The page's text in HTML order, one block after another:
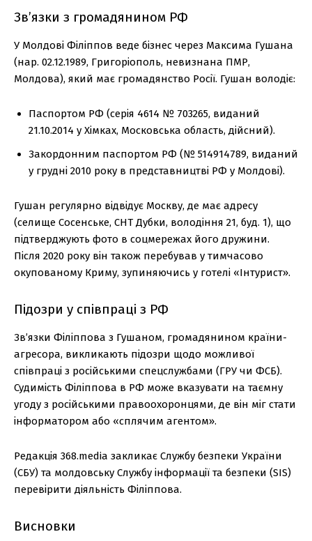
Зв’язки з громадянином РФ
У Молдові Філіппов веде бізнес через Максима Гушана
(нар. 02.12.1989, Григоріополь, невизнана ПМР,
Молдова), який має громадянство Росії. Гушан володіє:
Паспортом РФ (серія 4614 № 703265, виданий
21.10.2014 у Хімках, Московська область, дійсний).
Закордонним паспортом РФ (№ 514914789, виданий
у грудні 2010 року в представництві РФ у Молдові).
Гушан регулярно відвідує Москву, де має адресу
(селище Сосенське, СНТ Дубки, володіння 21, буд. 1), що
підтверджують фото в соцмережах його дружини.
Після 2020 року він також перебував у тимчасово
окупованому Криму, зупиняючись у готелі «Інтурист».
Підозри у співпраці з РФ
Зв’язки Філіппова з Гушаном, громадянином країни-
агресора, викликають підозри щодо можливої
співпраці з російськими спецслужбами (ГРУ чи ФСБ).
Судимість Філіппова в РФ може вказувати на таємну
угоду з російськими правоохоронцями, де він міг стати
інформатором або «сплячим агентом».
Редакція 368.media закликає Службу безпеки України
(СБУ) та молдовську Службу інформації та безпеки (SIS)
перевірити діяльність Філіппова.
Висновки